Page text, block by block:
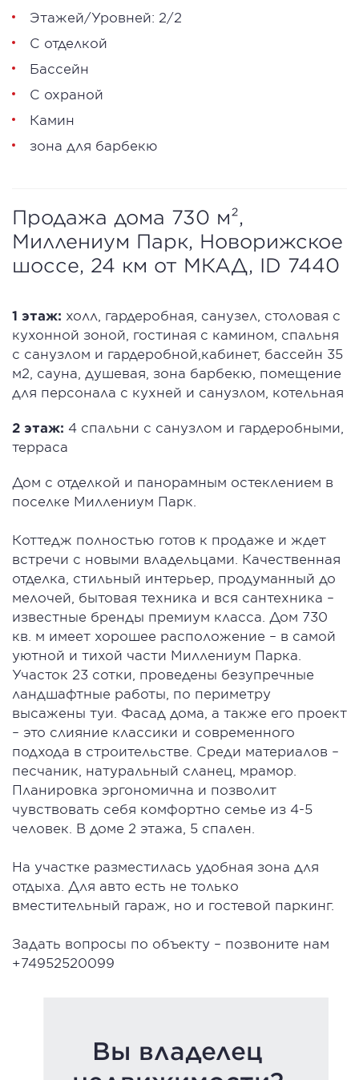
Этажей/Уровней: 2/2
С отделкой
Бассейн
С охраной
Камин
зона для барбекю
Продажа дома 730 м²,
Миллениум Парк, Новорижское
шоссе, 24 км от МКАД, ID 7440
1 этаж: холл, гардеробная, санузел, столовая с
кухонной зоной, гостиная с камином, спальня
с санузлом и гардеробной,кабинет, бассейн 35
м2, сауна, душевая, зона барбекю, помещение
для персонала с кухней и санузлом, котельная
2 этаж: 4 спальни с санузлом и гардеробными,
терраса
Дом с отделкой и панорамным остеклением в
поселке Миллениум Парк.
Коттедж полностью готов к продаже и ждет
встречи с новыми владельцами. Качественная
отделка, стильный интерьер, продуманный до
мелочей, бытовая техника и вся сантехника –
известные бренды премиум класса. Дом 730
кв. м имеет хорошее расположение – в самой
уютной и тихой части Миллениум Парка.
Участок 23 сотки, проведены безупречные
ландшафтные работы, по периметру
высажены туи. Фасад дома, а также его проект
– это слияние классики и современного
подхода в строительстве. Среди материалов –
песчаник, натуральный сланец, мрамор.
Планировка эргономична и позволит
чувствовать себя комфортно семье из 4-5
человек. В доме 2 этажа, 5 спален.
На участке разместилась удобная зона для
отдыха. Для авто есть не только
вместительный гараж, но и гостевой паркинг.
Задать вопросы по объекту – позвоните нам
+74952520099
Вы владелец